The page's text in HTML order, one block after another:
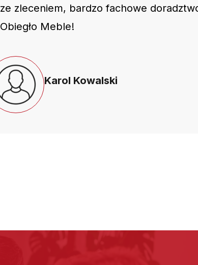
ze zleceniem, bardzo fachowe
Obiegło Meble!
Karol Kowalski